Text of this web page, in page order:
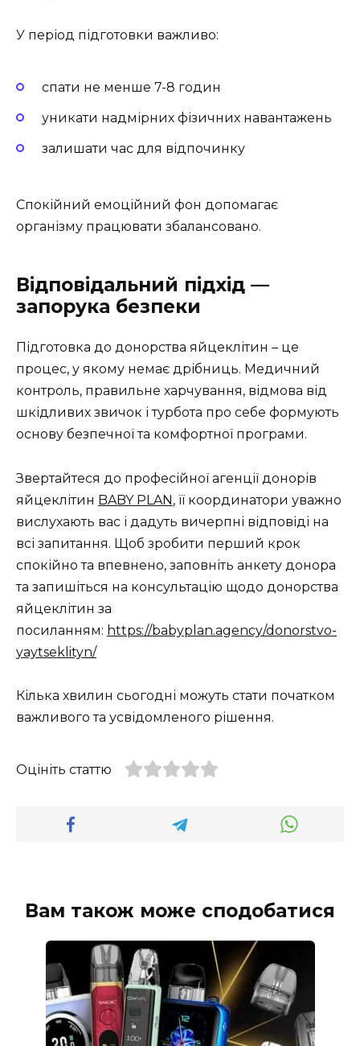
У період підготовки важливо:
спати не менше 7-8 годин
уникати надмірних фізичних навантажень
залишати час для відпочинку
Спокійний емоційний фон допомагає
організму працювати збалансовано.
Відповідальний підхід —
запорука безпеки
Підготовка до донорства яйцеклітин – це
процес, у якому немає дрібниць. Медичний
контроль, правильне харчування, відмова від
шкідливих звичок і турбота про себе формують
основу безпечної та комфортної програми.
Звертайтеся до професійної агенції донорів
яйцеклітин BABY PLAN, її координатори уважно
вислухають вас і дадуть вичерпні відповіді на
всі запитання. Щоб зробити перший крок
спокійно та впевнено, заповніть анкету донора
та запишіться на консультацію щодо донорства
яйцеклітин за
посиланням: https://babyplan.agency/donorstvo-
yaytseklityn/
Кілька хвилин сьогодні можуть стати початком
важливого та усвідомленого рішення.
Оцініть статтю
Вам також може сподобатися